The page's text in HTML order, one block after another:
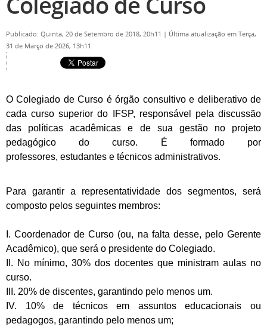
Publicado: Quinta, 20 de Setembro de 2018, 20h11 | Última atualização em Terça,
31 de Março de 2026, 13h11
O Colegiado de Curso é órgão consultivo e deliberativo de
cada curso superior do IFSP, responsável pela discussão
das políticas acadêmicas e de sua gestão no projeto
pedagógico do curso. É formado por
professores, estudantes e técnicos administrativos.
Para garantir a representatividade dos segmentos, será
composto pelos seguintes membros:
I. Coordenador de Curso (ou, na falta desse, pelo Gerente
Acadêmico), que será o presidente do Colegiado.
II. No mínimo, 30% dos docentes que ministram aulas no
curso.
III. 20% de discentes, garantindo pelo menos um.
IV. 10% de técnicos em assuntos educacionais ou
pedagogos, garantindo pelo menos um;